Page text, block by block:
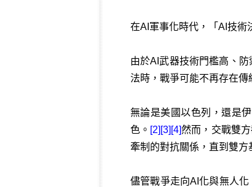
在AI軍事化時代，「AI技術
由於AI武器技術門檻高、
法時，戰爭可能不再存在傳
無論是美國以色列，還是
色。 [2] [3] [4]然而，交戰雙
牽制的對抗關係，直到雙方
儘管戰爭走向AI化與無人